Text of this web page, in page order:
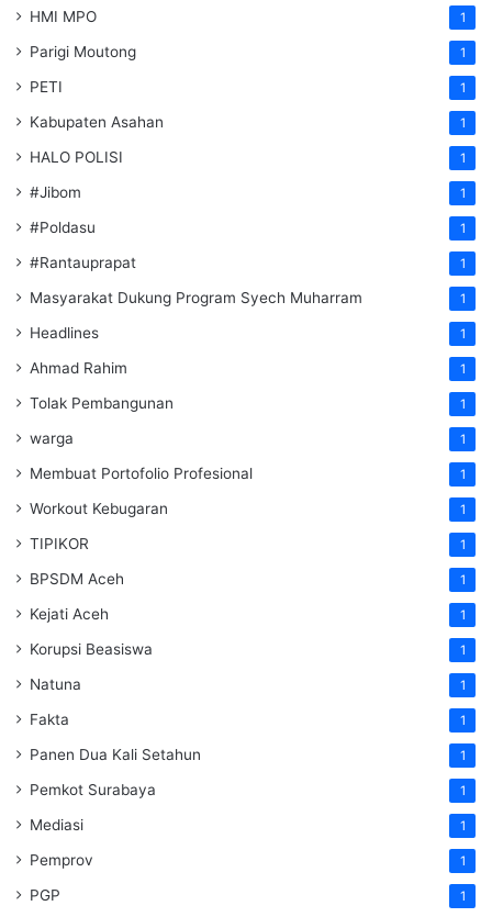
HMI MPO 1
Parigi Moutong 1
PETI 1
Kabupaten Asahan 1
HALO POLISI 1
#Jibom 1
#Poldasu 1
#Rantauprapat 1
Masyarakat Dukung Program Syech Muharram 1
Headlines 1
Ahmad Rahim 1
Tolak Pembangunan 1
warga 1
Membuat Portofolio Profesional 1
Workout Kebugaran 1
TIPIKOR 1
BPSDM Aceh 1
Kejati Aceh 1
Korupsi Beasiswa 1
Natuna 1
Fakta 1
Panen Dua Kali Setahun 1
Pemkot Surabaya 1
Mediasi 1
Pemprov 1
PGP 1